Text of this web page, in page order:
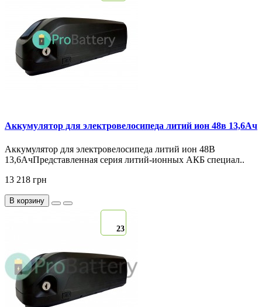
Аккумулятор для электровелосипеда литий ион 48в 13,6Ач
Аккумулятор для электровелосипеда литий ион 48В
13,6АчПредставленная серия литий-ионных АКБ специал..
13 218 грн
В корзину
23